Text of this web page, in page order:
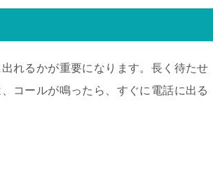
れるかが重要になります。長く待たせ
コールが鳴ったら、すぐに電話に出る